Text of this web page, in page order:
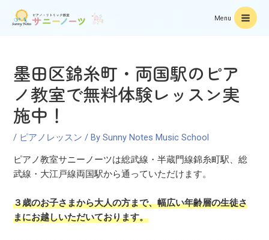
Menu
墨田区錦糸町・両国駅のピア
ノ教室で無料体験レッスン実
施中！
/ ピアノレッスン / BySunny Notes Music School
ピアノ教室サニーノーツは総武線・半蔵門線錦糸町駅、総
武線・大江戸線両国駅から通っていただけます。
３歳のお子さまから大人の方まで、幅広い年齢層の生徒さ
まにお越しいただいております。